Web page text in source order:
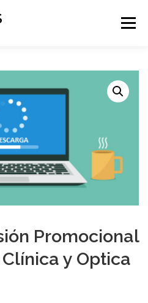
Menú
Promocional
y Optica